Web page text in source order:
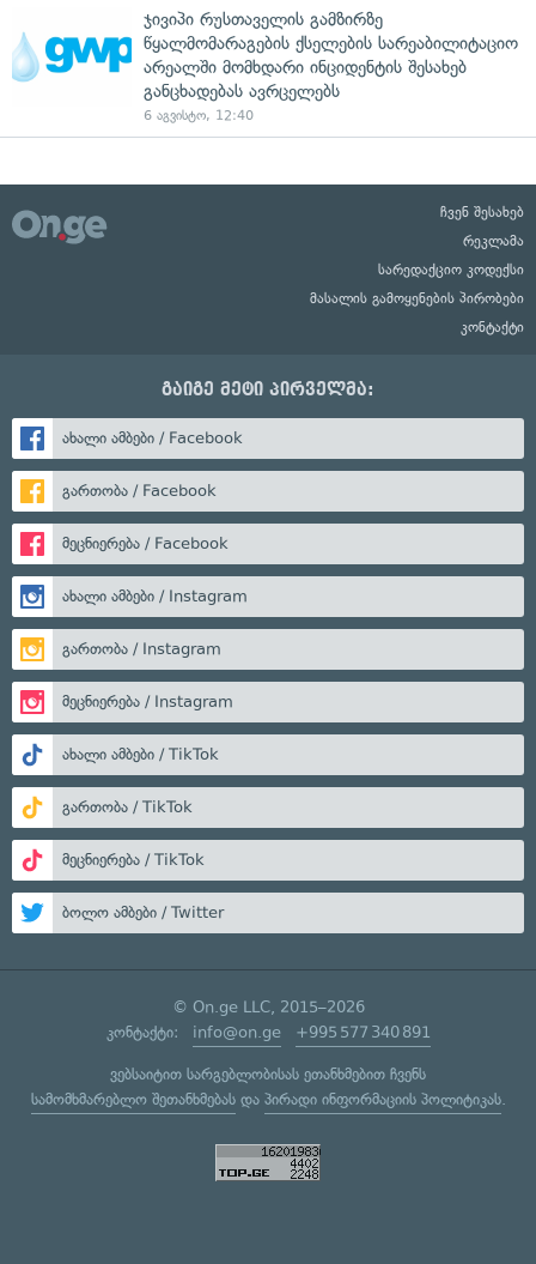
ჯივიპი რუსთაველის გამზირზე
წყალმომარაგების ქსელების სარეაბილიტაციო
არეალში მომხდარი ინციდენტის შესახებ
განცხადებას ავრცელებს
6 აგვისტო, 12:40
ჩვენ შესახებ
რეკლამა
სარედაქციო კოდექსი
მასალის გამოყენების პირობები
კონტაქტი
გაიგე მეტი პირველმა:
ახალი ამბები / Facebook
გართობა / Facebook
მეცნიერება / Facebook
ახალი ამბები / Instagram
გართობა / Instagram
მეცნიერება / Instagram
ახალი ამბები / TikTok
გართობა / TikTok
მეცნიერება / TikTok
ბოლო ამბები / Twitter
© On.ge LLC, 2015–2026
კონტაქტი: info@on.ge +995 577 340 891
ვებსაიტით სარგებლობისას ეთანხმებით ჩვენს
სამომხმარებლო შეთანხმებასდა პირადი ინფორმაციის პოლიტიკას.